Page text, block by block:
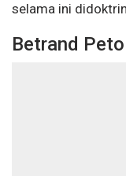
selama ini
Betrand